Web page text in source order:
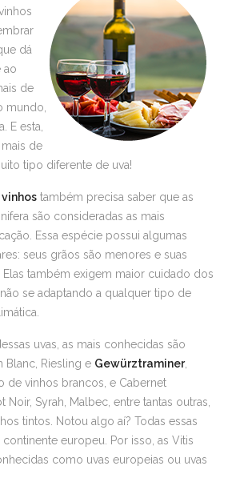
dá
ao
de
mundo,
E esta,
de
tipo diferente de uva!
também precisa saber que as
são consideradas as mais
Essa espécie possui algumas
seus grãos são menores e suas
Elas também exigem maior cuidado dos
se adaptando a qualquer tipo de
uvas, as mais conhecidas são
Blanc, Riesling e Gewürztraminer,
de vinhos brancos, e Cabernet
Noir, Syrah, Malbec, entre tantas outras,
tintos. Notou algo aí? Todas essas
europeu. Por isso, as Vitis
como uvas europeias ou uvas